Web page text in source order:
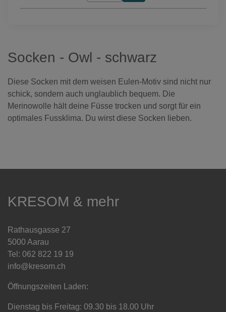
Socken - Owl - schwarz
Diese Socken mit dem weisen Eulen-Motiv sind nicht nur
schick, sondern auch unglaublich bequem. Die
Merinowolle hält deine Füsse trocken und sorgt für ein
optimales Fussklima. Du wirst diese Socken lieben.
KRESOM & mehr
Rathausgasse 27
5000 Aarau
Tel: 062 822 19 19
info@kresom.ch
Öffnungszeiten Laden:
Dienstag bis Freitag: 09.30 bis 18.00 Uhr